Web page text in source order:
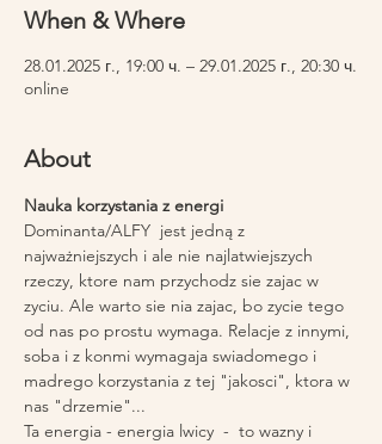
When & Where
28.01.2025 г., 19:00 ч. – 29.01.2025 г., 20:30 ч.
online
About
Nauka korzystania z energi
Dominanta/ALFY  jest jedną z
najważniejszych i ale nie najlatwiejszych
rzeczy, ktore nam przychodz sie zajac w
zyciu. Ale warto sie nia zajac, bo zycie tego
od nas po prostu wymaga. Relacje z innymi,
soba i z konmi wymagaja swiadomego i
madrego korzystania z tej "jakosci", ktora w
nas "drzemie"...
Ta energia - energia lwicy  -  to wazny i